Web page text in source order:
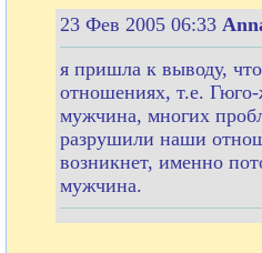
23 Фев 2005 06:33
я пришла к выводу,
отношениях, т.е.
мужчина, многих
разрушили наши
возникнет, именно
мужчина.